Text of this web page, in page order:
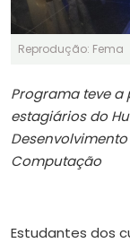
Reprodução: Fema
Programa teve
estagiários do
Computação
Estudantes dos